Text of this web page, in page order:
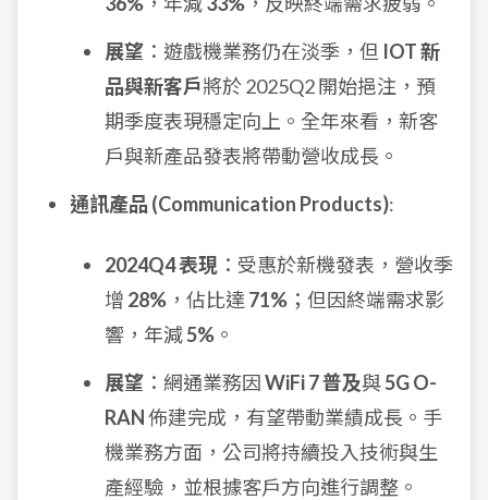
展望 ：遊戲機業務仍在淡季，但 IOT 新
品與新客戶將於 2025Q2 開始挹注，預
期季度表現穩定向上。全年來看，新客
戶與新產品發表將帶動營收成長。
通訊產品 (Communication Products):
2024Q4 表現 ：受惠於新機發表，營收季
增 28% ，佔比達 71% ；但因終端需求影
響，年減5% 。
展望 ：網通業務因WiFi 7 普及與5G O-
RAN佈建完成，有望帶動業績成長。手
機業務方面，公司將持續投入技術與生
產經驗，並根據客戶方向進行調整。